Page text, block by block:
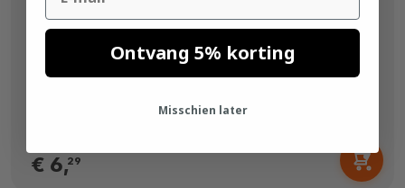
€ 6,29
Ontvang 5% korting
Misschien later